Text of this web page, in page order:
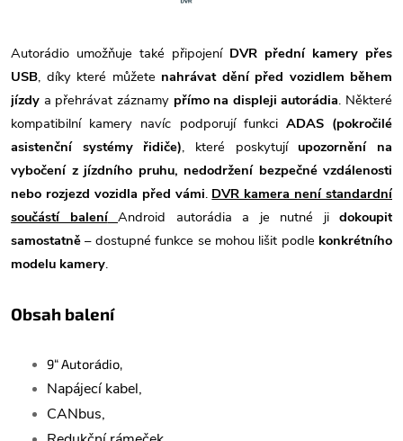
Autorádio umožňuje také připojení DVR přední kamery přes
USB, díky které můžete nahrávat dění před vozidlem během
jízdy a přehrávat záznamy přímo na displeji autorádia. Některé
kompatibilní kamery navíc podporují funkci ADAS (pokročilé
asistenční systémy řidiče), které poskytujíupozornění na
vybočení z jízdního pruhu, nedodržení bezpečné vzdálenosti
nebo rozjezd vozidla před vámi. DVR kamera není standardní
součástí balení Android autorádia a je nutné ji dokoupit
samostatně – dostupné funkce se mohou lišit podle konkrétního
modelu kamery.
Obsah balení
9“ Autorádio,
Napájecí kabel,
CANbus,